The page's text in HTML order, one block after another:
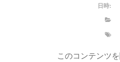
日時:
このコンテンツ